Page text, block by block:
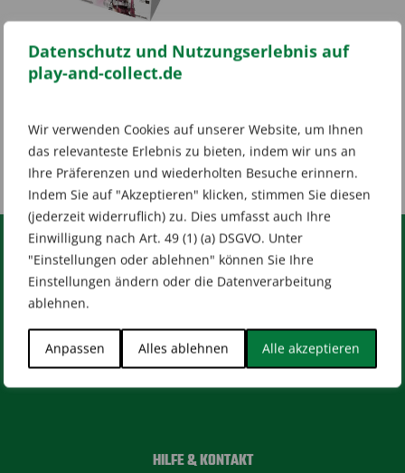
Datenschutz und Nutzungserlebnis auf
play-and-collect.de
Wir verwenden Cookies auf unserer Website, um Ihnen
das relevanteste Erlebnis zu bieten, indem wir uns an
Ihre Präferenzen und wiederholten Besuche erinnern.
Indem Sie auf "Akzeptieren" klicken, stimmen Sie diesen
(jederzeit widerruflich) zu. Dies umfasst auch Ihre
Einwilligung nach Art. 49 (1) (a) DSGVO. Unter
"Einstellungen oder ablehnen" können Sie Ihre
Einstellungen ändern oder die Datenverarbeitung
ablehnen.
Anpassen Alles ablehnen Alle akzeptieren
Final Fantasy Opus V
Booster Display (EN)
143,64€
Ursprünglicher
Preis
war:
143,64 €
59,99€ Aktueller
Preis
ist:
59,99 €.
inkl. 19 % MwSt.
RECHTLICHES
[wt_cli_manage_consent]
Designed byDilly
HILFE & KONTAKT